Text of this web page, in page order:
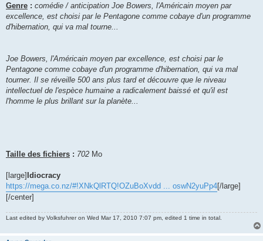
Genre : comédie / anticipation Joe Bowers, l'Américain moyen par
excellence, est choisi par le Pentagone comme cobaye d'un programme
d'hibernation, qui va mal tourne...
Joe Bowers, l'Américain moyen par excellence, est choisi par le
Pentagone comme cobaye d'un programme d'hibernation, qui va mal
tourner. Il se réveille 500 ans plus tard et découvre que le niveau
intellectuel de l'espèce humaine a radicalement baissé et qu'il est
l'homme le plus brillant sur la planète...
Taille des fichiers : 702 Mo
[large]Idiocracy
https://mega.co.nz/#!XNkQlRTQ!OZuBoXvdd ... oswN2yuPp4[/large]
[/center]
Last edited by Volksfuhreron Wed Mar 17, 2010 7:07 pm, edited 1 time in total.